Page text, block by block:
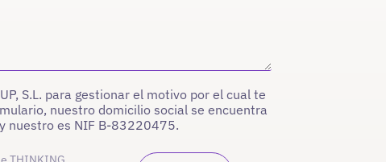
S.L. para gestionar el motivo por el cual te
nuestro domicilio social se encuentra
nuestro es NIF B-83220475.